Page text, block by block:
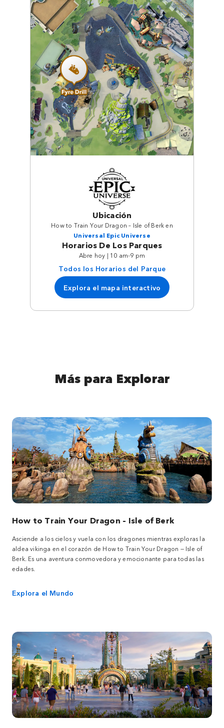
Ubicación
How to Train Your Dragon – Isle of Berk en
Universal Epic Universe
Horarios De Los Parques
Abre hoy | 10 am-9 pm
Todos los Horarios del Parque
Explora el mapa interactivo
Más para Explorar
How to Train Your Dragon – Isle of Berk
Asciende a los cielos y vuela con los dragones mientras exploras la
aldea vikinga en el corazón de How to Train Your Dragon — Isle of
Berk. Es una aventura conmovedora y emocionante para todas las
edades.
Explora el Mundo